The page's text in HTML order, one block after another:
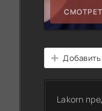
Добавить
Lakorn